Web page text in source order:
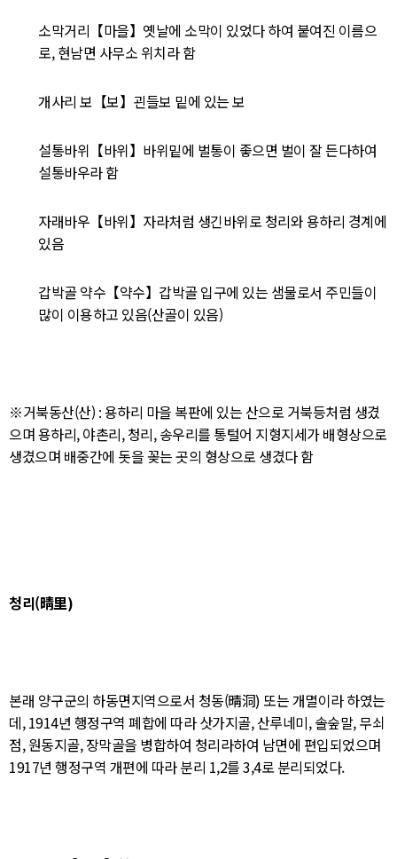
소막거리【마을】옛날에 소막이 있었다 하여 붙여진 이름으
로, 현남면 사무소 위치라 함
개사리 보【보】괸들보 밑에 있는 보
설통바위【바위】바위밑에 벌통이 좋으면 벌이 잘 든다하여
설통바우라 함
자래바우【바위】자라처럼 생긴바위로 청리와 용하리 경계에
있음
갑박골 약수【약수】갑박골 입구에 있는 샘물로서 주민들이
많이 이용하고 있음(산골이 있음)
※거북동산(산) : 용하리 마을 복판에 있는 산으로 거북등처럼 생겼
으며 용하리, 야촌리, 청리, 송우리를 통털어 지형지세가 배형상으로
생겼으며 배중간에 돗을 꽂는 곳의 형상으로 생겼다 함
청리(晴里)
본래 양구군의 하동면지역으로서 청동(晴洞) 또는 개멸이라 하였는
데, 1914년 행정구역 폐합에 따라 삿가지골, 산루네미, 솔숲말, 무쇠
점, 원동지골, 장막골을 병합하여 청리라하여 남면에 편입되었으며
1917년 행정구역 개편에 따라 분리 1,2를 3,4로 분리되었다.